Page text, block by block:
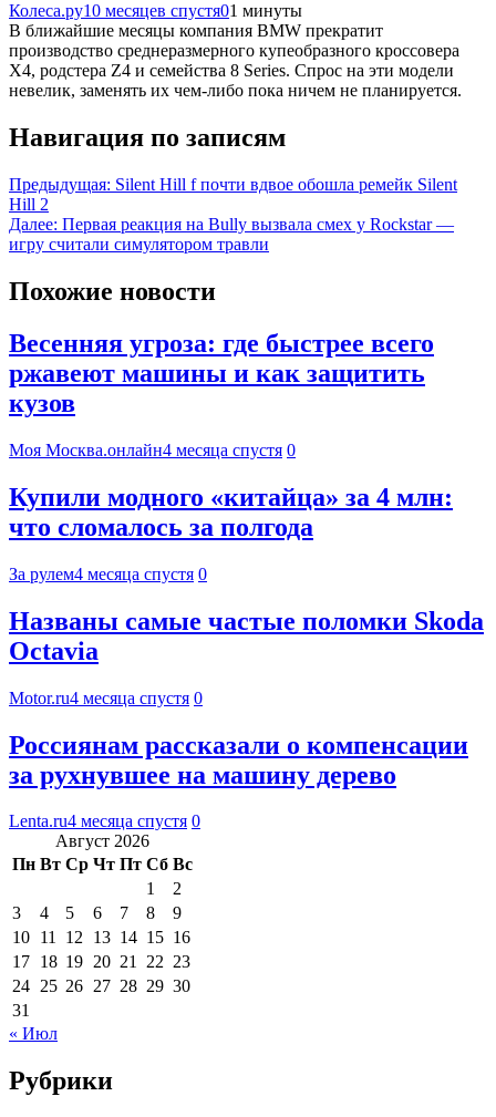
Колеса.ру10 месяцев спустя01 минуты
В ближайшие месяцы компания BMW прекратит
производство среднеразмерного купеобразного кроссовера
X4, родстера Z4 и семейства 8 Series. Спрос на эти модели
невелик, заменять их чем-либо пока ничем не планируется.
Навигация по записям
Предыдущая: Silent Hill f почти вдвое обошла ремейк Silent
Hill 2
Далее: Первая реакция на Bully вызвала смех у Rockstar —
игру считали симулятором травли
Похожие новости
Весенняя угроза: где быстрее всего
ржавеют машины и как защитить
кузов
Моя Москва.онлайн4 месяца спустя 0
Купили модного «китайца» за 4 млн:
что сломалось за полгода
За рулем4 месяца спустя 0
Названы самые частые поломки Skoda
Octavia
Motor.ru4 месяца спустя 0
Россиянам рассказали о компенсации
за рухнувшее на машину дерево
Lenta.ru4 месяца спустя 0
Август 2026
Пн Вт Ср Чт Пт Сб Вс
1
2
3
4 5 6 7 8
9
10 11 12 13 14 15 16
17 18 19 20 21 22 23
24 25 26 27 28 29 30
31
« Июл
Рубрики